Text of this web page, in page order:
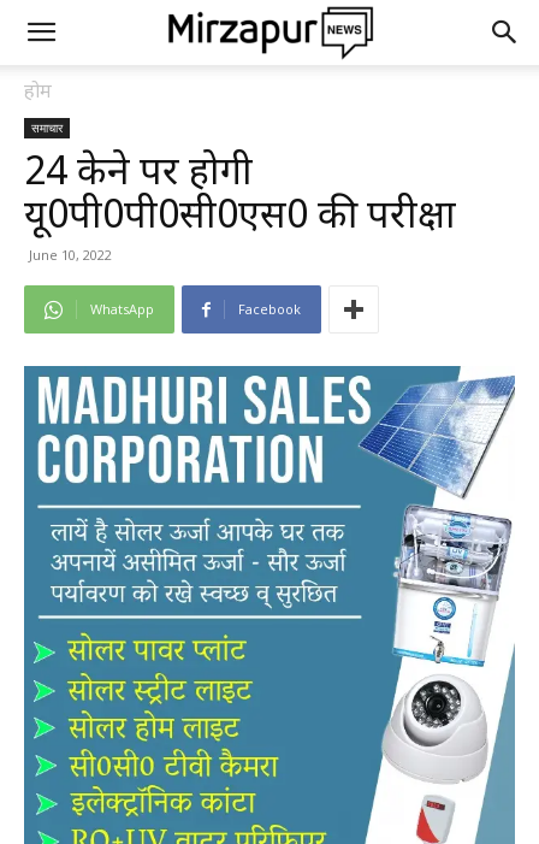
होम
समाचार
24 केन्द्रो पर होगी
यू0पी0पी0सी0एस0 की परीक्षा
June 10, 2022
WhatsApp Facebook